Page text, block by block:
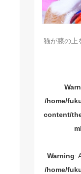
猫が膝の上
/home/
content/
Warning:
/home/